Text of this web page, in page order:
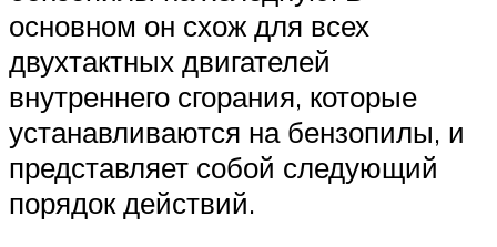
основном он схож для всех
двухтактных двигателей
внутреннего сгорания, которые
устанавливаются на бензопилы, и
представляет собой следующий
порядок действий.